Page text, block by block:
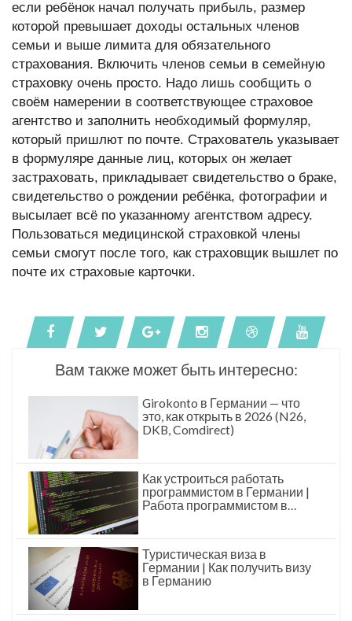
если ребёнок начал получать прибыль, размер
которой превышает доходы остальных членов
семьи и выше лимита для обязательного
страхования. Включить членов семьи в семейную
страховку очень просто. Надо лишь сообщить о
своём намерении в соответствующее страховое
агентство и заполнить необходимый формуляр,
который пришлют по почте. Страхователь указывает
в формуляре данные лиц, которых он желает
застраховать, прикладывает свидетельство о браке,
свидетельство о рождении ребёнка, фотографии и
высылает всё по указанному агентством адресу.
Пользоваться медицинской страховкой члены
семьи смогут после того, как страховщик вышлет по
почте их страховые карточки.
Вам также может быть интересно:
Girokonto в Германии — что
это, как открыть в 2026 (N26,
DKB, Comdirect)
Как устроиться работать
программистом в Германии |
Работа программистом в
Туристическая виза в
Германии | Как получить визу
в Германию